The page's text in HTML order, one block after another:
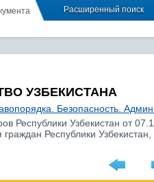
Расширенный поиск
УЗБЕКИСТАНА
Безопасность.
Республики Узбекистан от
Республики